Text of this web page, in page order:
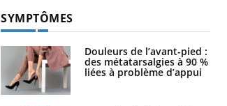
SYMPTÔMES
Douleurs de l’avant-pied :
des métatarsalgies à 90 %
liées à problème d’appui